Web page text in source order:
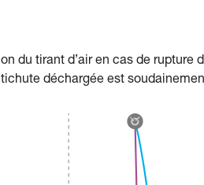
du tirant d’air en cas de rupture
déchargée est